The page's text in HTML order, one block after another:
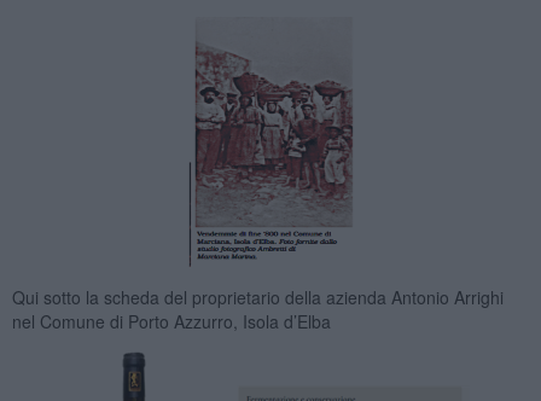
Qui sotto la scheda del proprietario della azienda Antonio Arrighi
nel Comune di Porto Azzurro, Isola d’Elba